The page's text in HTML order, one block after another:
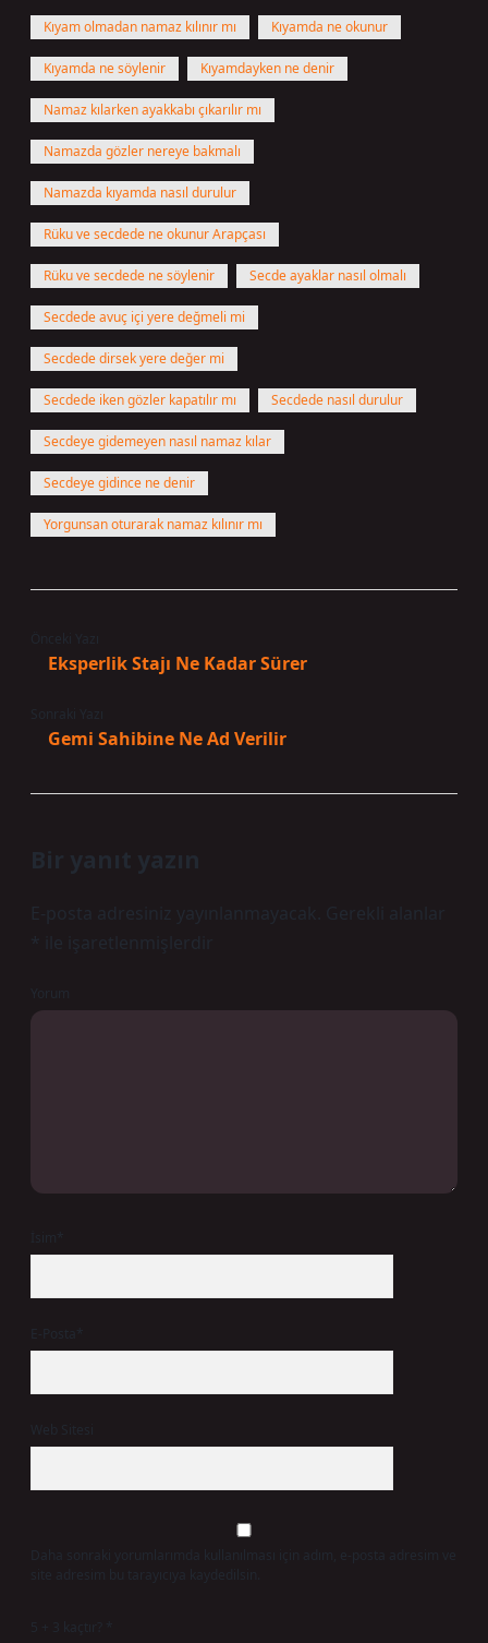
Kıyam olmadan namaz kılınır mı Kıyamda ne okunur
Kıyamda ne söylenir Kıyamdayken ne denir
Namaz kılarken ayakkabı çıkarılır mı
Namazda gözler nereye bakmalı
Namazda kıyamda nasıl durulur
Rüku ve secdede ne okunur Arapçası
Rüku ve secdede ne söylenir Secde ayaklar nasıl olmalı
Secdede avuç içi yere değmeli mi
Secdede dirsek yere değer mi
Secdede iken gözler kapatılır mı Secdede nasıl durulur
Secdeye gidemeyen nasıl namaz kılar
Secdeye gidince ne denir
Yorgunsan oturarak namaz kılınır mı
Eksperlik Stajı Ne Kadar Sürer
Gemi Sahibine Ne Ad Verilir
Bir yanıt yazın
E-posta adresiniz yayınlanmayacak.
Gerekli alanlar
ile işaretlenmişlerdir
Daha sonraki yorumlarımda kullanılması için adım, e-posta adresim ve
5 + 3 kaçtır?